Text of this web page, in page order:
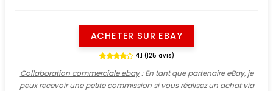
ACHETER SUR EBAY
4.1 (125 avis)
Collaboration commerciale ebay: En tant que partenaire eBay, je
peux recevoir une petite commission si vous réalisez un achat via